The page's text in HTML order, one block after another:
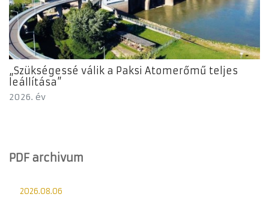
„Szükségessé válik a Paksi Atomerőmű teljes
leállítása”
2026. év
PDF archivum
2026.08.06